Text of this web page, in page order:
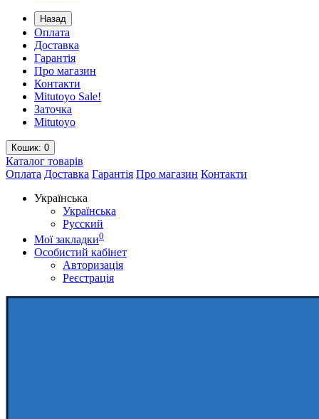
Назад
Оплата
Доставка
Гарантія
Про магазин
Контакти
Mitutoyo Sale!
Заточка
Mitutoyo
Кошик: 0
Каталог товарів
Оплата Доставка Гарантія Про магазин Контакти
Українська
Українська
Русский
Мої закладки0
Особистий кабінет
Авторизація
Реєстрація